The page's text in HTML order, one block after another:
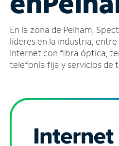
cuenta
Encuentra
una
tienda
En la zona de Pelham,
líderes en la industria,
Internet con fibra óptica,
telefonía fija y servicios de